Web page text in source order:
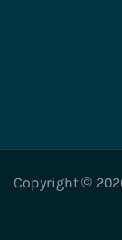
Copyright ©